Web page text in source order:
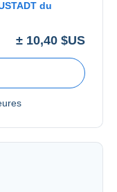
du
± 10,40 $US